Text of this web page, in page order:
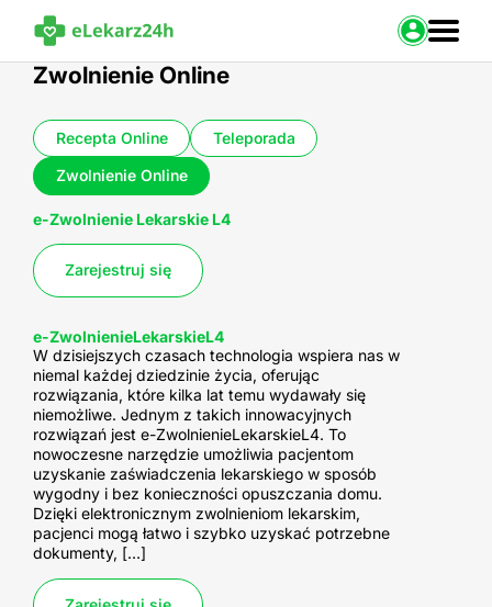
Zaloguj
Zwolnienie Online
Recepta Online Teleporada
Zwolnienie Online
e-Zwolnienie Lekarskie L4
Zarejestruj się
e-ZwolnienieLekarskieL4
W dzisiejszych czasach technologia wspiera nas w
niemal każdej dziedzinie życia, oferując
rozwiązania, które kilka lat temu wydawały się
niemożliwe. Jednym z takich innowacyjnych
rozwiązań jest e-ZwolnienieLekarskieL4. To
nowoczesne narzędzie umożliwia pacjentom
uzyskanie zaświadczenia lekarskiego w sposób
wygodny i bez konieczności opuszczania domu.
Dzięki elektronicznym zwolnieniom lekarskim,
pacjenci mogą łatwo i szybko uzyskać potrzebne
dokumenty, […]